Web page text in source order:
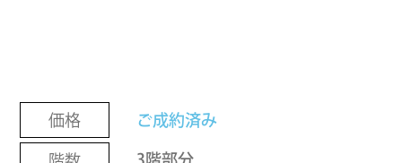
価格 ご成約済み
3階部分